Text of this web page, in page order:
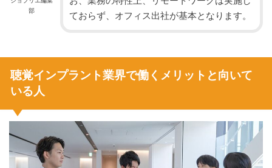
部
ておらず、オフィス出社が基本となります。
聴覚インプラント業界で働くメリットと向いて
いる人